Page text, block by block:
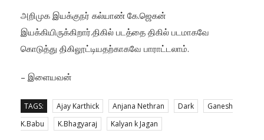
அறிமுக இயக்குநர் கல்யாண் கே.ஜெகன்
இயக்கியிருக்கிறார்.திகில் படத்தை திகில் படமாகவே
கொடுத்து திகிலூட்டியதற்காகவே பாராட்டலாம்.
– இளையவன்
TAGS: Ajay Karthick Anjana Nethran Dark
Ganesh
K.Babu
K.Bhagyaraj Kalyan k Jagan